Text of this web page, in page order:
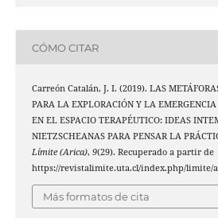
CÓMO CITAR
Carreón Catalán, J. I. (2019). LAS
PARA LA EXPLORACIÓN Y LA
EN EL ESPACIO TERAPÉUTICO: IDEAS
NIETZSCHEANAS PARA PENSAR LA
Límite (Arica), 9(29). Recuperado a partir de
https://revistalimite.uta.cl/index.php/limite/
Más formatos de cita